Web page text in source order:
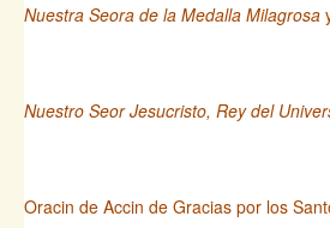
Nuestra Seora de la Medalla Milagrosa
Nuestro Seor Jesucristo, Rey del
Oracin de Accin de Gracias por los